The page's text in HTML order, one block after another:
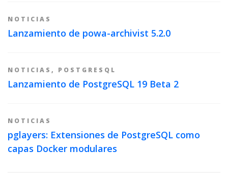
NOTICIAS
Lanzamiento de powa-archivist 5.2.0
NOTICIAS , POSTGRESQL
Lanzamiento de PostgreSQL 19 Beta 2
NOTICIAS
pglayers: Extensiones de PostgreSQL como
capas Docker modulares